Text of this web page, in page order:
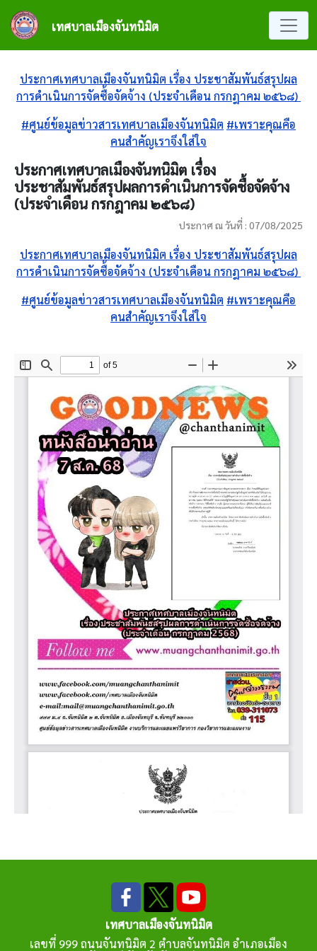
ข้ามไปยังเนื้อหาหลัก
เทศบาลเมืองจันทนิมิต
ประกาศเทศบาลเมืองจันทนิมิต เรื่อง ประชาสัมพันธ์สรุปผล
การดำเนินการจัดซื้อจัดจ้าง (ประจำเดือน กรกฎาคม ๒๕๖๘)
#ศูนย์ข้อมูลข่าวสารเทศบาลเมืองจันทนิมิต #เพราะคุณคือ
คนสำคัญเราจึงใส่ใจ
ประกาศเทศบาลเมืองจันทนิมิต เรื่อง
ประชาสัมพันธ์สรุปผลการดำเนินการจัดซื้อจัดจ้าง
(ประจำเดือน กรกฎาคม ๒๕๖๘)
ประกาศ ณ วันที่ : 07/08/2025
ประกาศเทศบาลเมืองจันทนิมิต เรื่อง ประชาสัมพันธ์สรุปผล
การดำเนินการจัดซื้อจัดจ้าง (ประจำเดือน กรกฎาคม ๒๕๖๘)
#ศูนย์ข้อมูลข่าวสารเทศบาลเมืองจันทนิมิต #เพราะคุณคือ
คนสำคัญเราจึงใส่ใจ
เทศบาลเมืองจันทนิมิต
เลขที่ 999 ถนนจันทนิมิต 2 ตำบลจันทนิมิต อำเภอเมือง